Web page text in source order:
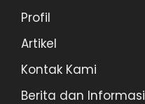
Profil
Artikel
Kontak Kami
Berita dan Informasi